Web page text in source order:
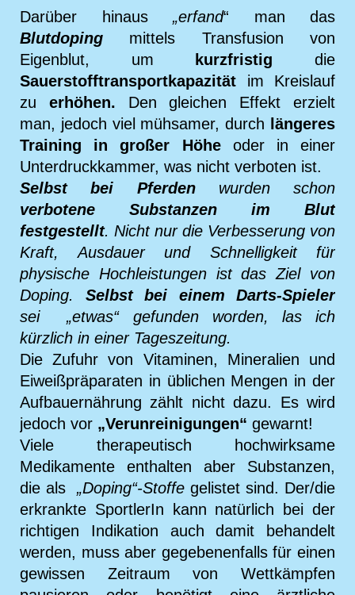
Darüber hinaus „erfand“ man das
Blutdoping mittels Transfusion von
Eigenblut, um
kurzfristig die
Sauerstofftransportkapazität im Kreislauf
zu erhöhen. Den gleichen Effekt erzielt
man, jedoch viel mühsamer, durch
längeres
Training in großer Höheoder in einer
Unterdruckkammer, was nicht verboten ist.
Selbst bei Pferdenwurden schon
verbotene Substanzen im Blut
festgestellt. Nicht nur die Verbesserung von
Kraft, Ausdauer und Schnelligkeit für
physische Hochleistungen ist das Ziel von
Doping. Selbst bei einem Darts-Spieler
sei „etwas“ gefunden worden, las ich
kürzlich in einer Tageszeitung.
Die Zufuhr von Vitaminen, Mineralien und
Eiweißpräparaten in üblichen Mengen in der
Aufbauernährung zählt nicht dazu. Es wird
jedoch vor „Verunreinigungen“ gewarnt!
Viele therapeutisch hochwirksame
Medikamente enthalten aber Substanzen,
die als „Doping“-Stoffe gelistet sind. Der/die
erkrankte SportlerIn kann natürlich bei der
richtigen Indikation auch damit behandelt
werden, muss aber gegebenenfalls für einen
gewissen Zeitraum von Wettkämpfen